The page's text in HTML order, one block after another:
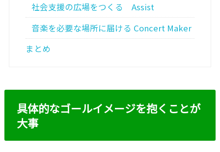
社会支援の広場をつくる Assist
音楽を必要な場所に届ける Concert Maker
まとめ
具体的なゴールイメージを抱くことが
大事